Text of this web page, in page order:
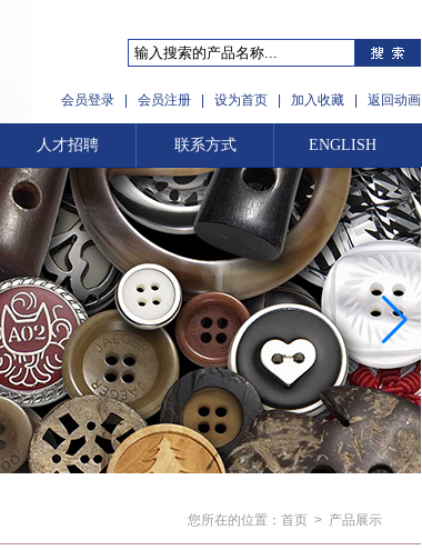
会员登录 会员注册 设为首页 加入收藏 返回动画
人才招聘 联系方式 ENGLISH
您所在的位置： 首页 > 产品展示